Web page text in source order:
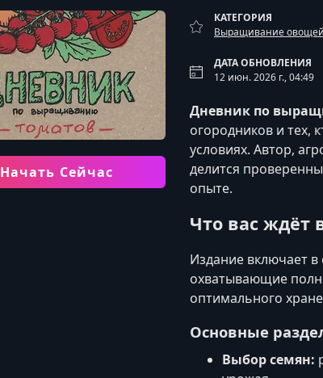
Начать Сейчас
КАТЕГОРИЯ
Выращивание
ДАТА ОБНОВЛЕНИЯ
12 июн. 2026 г., 04:49
Дневник по
огородников и тех,
условиях. Автор,
делится
опыте.
Что вас ждёт
Издание включает
охватывающие
оптимального
Основные
Выбор семян: